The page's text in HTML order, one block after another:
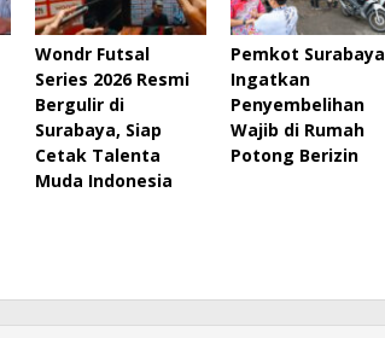
Wondr Futsal
Series 2026 Resmi
Bergulir di
Surabaya, Siap
Cetak Talenta
Muda Indonesia
Pemkot Surabaya
Ingatkan
Penyembelihan
Wajib di Rumah
Potong Berizin